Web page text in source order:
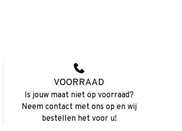
VOORRAAD
Is jouw maat niet op voorraad?
Neem contact met ons op en wij
bestellen het voor u!